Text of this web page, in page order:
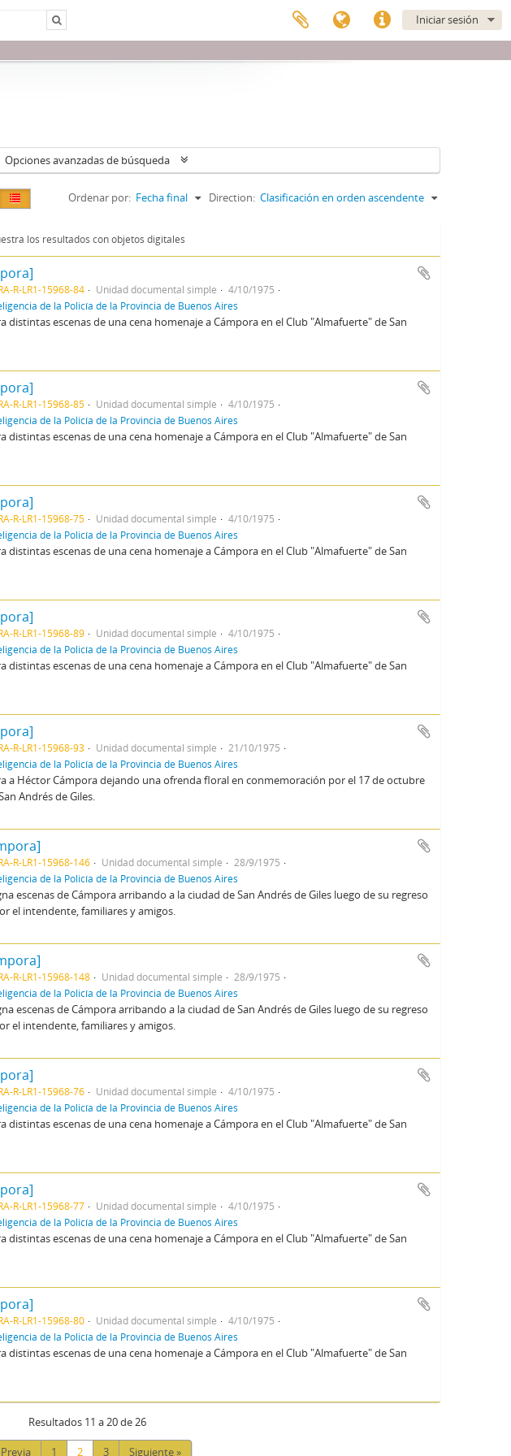
Iniciar sesión
Opciones avanzadas de búsqueda
Ordenar por: Fecha final Direction: Clasificación en orden ascendente
los resultados con objetos digitales
R-LR1-15968-84 Unidad documental simple
4/10/1975
de la Policía de la Provincia de Buenos Aires
distintas escenas de una cena homenaje a Cámpora en el Club "Almafuerte" de San
R-LR1-15968-85 Unidad documental simple
4/10/1975
de la Policía de la Provincia de Buenos Aires
distintas escenas de una cena homenaje a Cámpora en el Club "Almafuerte" de San
R-LR1-15968-75 Unidad documental simple
4/10/1975
de la Policía de la Provincia de Buenos Aires
distintas escenas de una cena homenaje a Cámpora en el Club "Almafuerte" de San
R-LR1-15968-89 Unidad documental simple
4/10/1975
de la Policía de la Provincia de Buenos Aires
distintas escenas de una cena homenaje a Cámpora en el Club "Almafuerte" de San
R-LR1-15968-93 Unidad documental simple
21/10/1975
de la Policía de la Provincia de Buenos Aires
a Héctor Cámpora dejando una ofrenda floral en conmemoración por el 17 de octubre
Andrés de Giles.
R-LR1-15968-146 Unidad documental simple
28/9/1975
de la Policía de la Provincia de Buenos Aires
escenas de Cámpora arribando a la ciudad de San Andrés de Giles luego de su regreso
el intendente, familiares y amigos.
R-LR1-15968-148 Unidad documental simple
28/9/1975
de la Policía de la Provincia de Buenos Aires
escenas de Cámpora arribando a la ciudad de San Andrés de Giles luego de su regreso
el intendente, familiares y amigos.
R-LR1-15968-76 Unidad documental simple
4/10/1975
de la Policía de la Provincia de Buenos Aires
distintas escenas de una cena homenaje a Cámpora en el Club "Almafuerte" de San
R-LR1-15968-77 Unidad documental simple
4/10/1975
de la Policía de la Provincia de Buenos Aires
distintas escenas de una cena homenaje a Cámpora en el Club "Almafuerte" de San
R-LR1-15968-80 Unidad documental simple
4/10/1975
de la Policía de la Provincia de Buenos Aires
distintas escenas de una cena homenaje a Cámpora en el Club "Almafuerte" de San
Resultados 11 a 20 de 26
1 2 3 Siguiente »